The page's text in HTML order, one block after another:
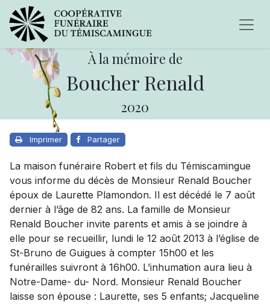
À la mémoire de
Boucher Renald
2020
Imprimer Partager
La maison funéraire Robert et fils du Témiscamingue
vous informe du décès de Monsieur Renald Boucher
époux de Laurette Plamondon. Il est décédé le 7 août
dernier à l’âge de 82 ans. La famille de Monsieur
Renald Boucher invite parents et amis à se joindre à
elle pour se recueillir, lundi le 12 août 2013 à l’église de
St-Bruno de Guigues à compter 15h00 et les
funérailles suivront à 16h00. L’inhumation aura lieu à
Notre-Dame- du- Nord. Monsieur Renald Boucher
laisse son épouse : Laurette, ses 5 enfants; Jacqueline